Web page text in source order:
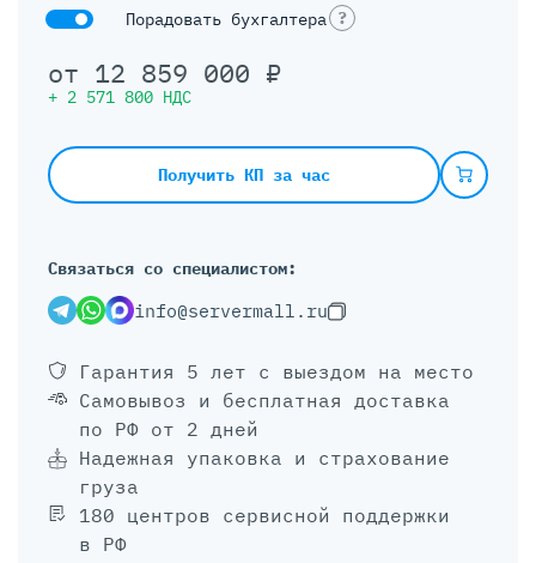
Порадовать бухгалтера ?
от 12 859 000 ₽
+ 2 571 800 НДС
Получить КП за час
Связаться со специалистом:
info@servermall.ru
Гарантия 5 лет с выездом на место
Самовывоз и бесплатная доставка
по РФ от 2 дней
Надежная упаковка и страхование
груза
180 центров сервисной поддержки
в РФ